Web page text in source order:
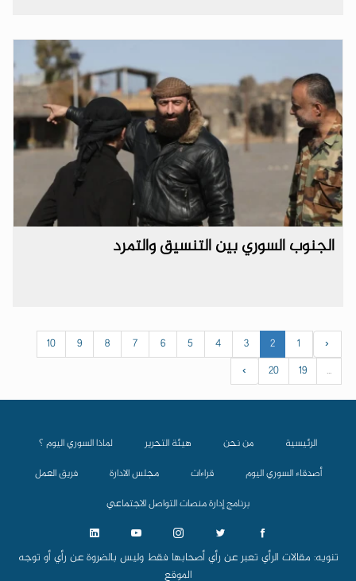
الجنوب السوري بين التنسيق والتمرد
‹
1
2
3
4
5
6
7
8
9
10
...
19
20
›
الرئيسية من نحن هيئة التحرير
لماذا السوري اليوم ؟
أصدقاء السوري اليوم
قراءات مجلس الادارة
فريق العمل
برنامج إدارة منصات التواصل الاجتماعي
تنويه: مقالات الرأي تعبر عن رأي أصحابها فقط وليس بالضروة عن رأي أو توجه
الموقع